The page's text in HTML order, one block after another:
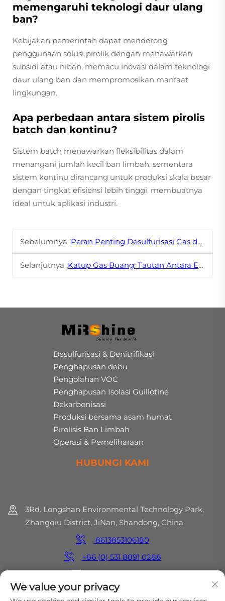
memengaruhi teknologi daur ulang
ban?
Kebijakan pemerintah dapat mendorong
penggunaan solusi pirolik dengan menawarkan
subsidi atau hibah, memacu inovasi dalam teknologi
daur ulang ban dan mempromosikan manfaat
lingkungan.
Apa perbedaan antara sistem pirolis
batch dan kontinu?
Sistem batch menawarkan fleksibilitas dalam
menangani jumlah kecil ban limbah, sementara
sistem kontinu dirancang untuk produksi skala besar
dengan tingkat efisiensi lebih tinggi, membuatnya
ideal untuk aplikasi industri.
Sebelumnya :Peran Penting Desulfurisasi Gas dalam Kepatuhan dan Kontrol
Selanjutnya :Katup Gas Buang: Tautan Antara Efisiensi dan Pengendalian Emisi
Desulfurisasi & Denitrifikasi
Penghapusan debu
Pengolahan VOC
Penghapusan Isolasi Guillotine
Dekarbonisasi
Produksi bersama asam humat
Pirolisis Ban Limbah
Operasi & Pemeliharaan
HUBUNGI KAMI
3Rd. Longshan Environmental Technology Park,
Zhangqiu District, JiNan, Shandong, China
8613853106180
+86 (0) 531 8891 0288
[email protected]
We value your privacy